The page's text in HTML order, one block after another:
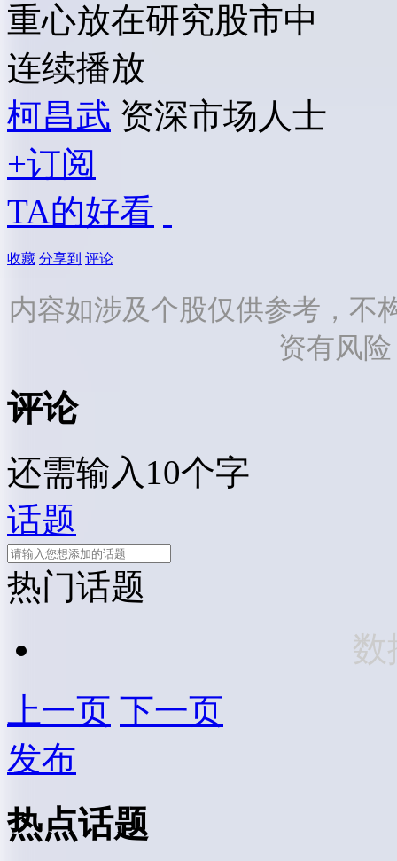
重心放在研究股市中
连续播放
柯昌武 资深市场人士
+订阅
TA的好看
收藏 分享到 评论
内容如涉及个股仅供参考，不
资有风
评论
还需输入10个字
话题
热门话题
数
上一页 下一页
发布
热点话题